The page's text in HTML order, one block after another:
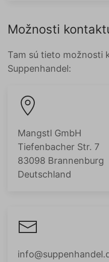
Možnosti
Tam sú tieto možnosti
Suppenhandel:
Mangstl GmbH
Tiefenbacher Str. 7
83098 Brannenburg
Deutschland